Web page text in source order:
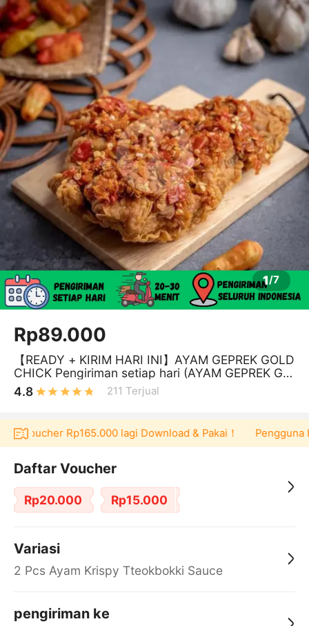
1/7
Rp89.000
【READY + KIRIM HARI INI】AYAM GEPREK GOLD
CHICK Pengiriman setiap hari (AYAM GEPREK GO
LD CHICK ORIGINAL )
4.8 211 Terjual
voucher Rp165.000 lagi Download & Pakai！ Pengguna
Daftar Voucher
Rp20.000 Rp15.000
Variasi
2 Pcs Ayam Krispy Tteokbokki Sauce
pengiriman ke